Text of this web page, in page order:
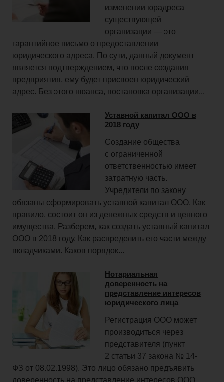
изменении юрадреса
существующей
организации — это
гарантийное письмо о предоставлении
юридического адреса. По сути, данный документ
является подтверждением, что после создания
предприятия, ему будет присвоен юридический
адрес. Без этого нюанса, постановка организации...
Уставной капитал ООО в
2018 году
Создание общества
с ограниченной
ответственностью имеет
затратную часть.
Учредители по закону
обязаны сформировать уставной капитал ООО. Как
правило, состоит он из денежных средств и ценного
имущества. Разберем, как создать уставный капитал
ООО в 2018 году. Как распределить его части между
вкладчиками. Каков порядок...
Нотариальная
доверенность на
представление интересов
юридического лица
Регистрация ООО может
производиться через
представителя (пункт
2 статьи 37 закона № 14-
ФЗ от 08.02.1998). Это лицо обязано предъявить
доверенность на представление интересов ООО.